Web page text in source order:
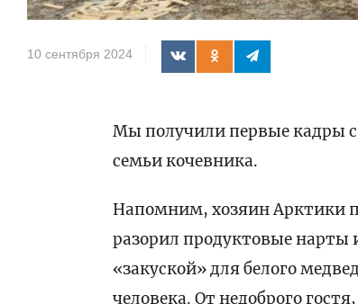
видео
10 сентября 2024
Мы получили первые кадры
семьи кочевника.
Напомним, хозяин Арктики
разорил продуктовые нарты
«закуской» для белого
человека. От недоброго